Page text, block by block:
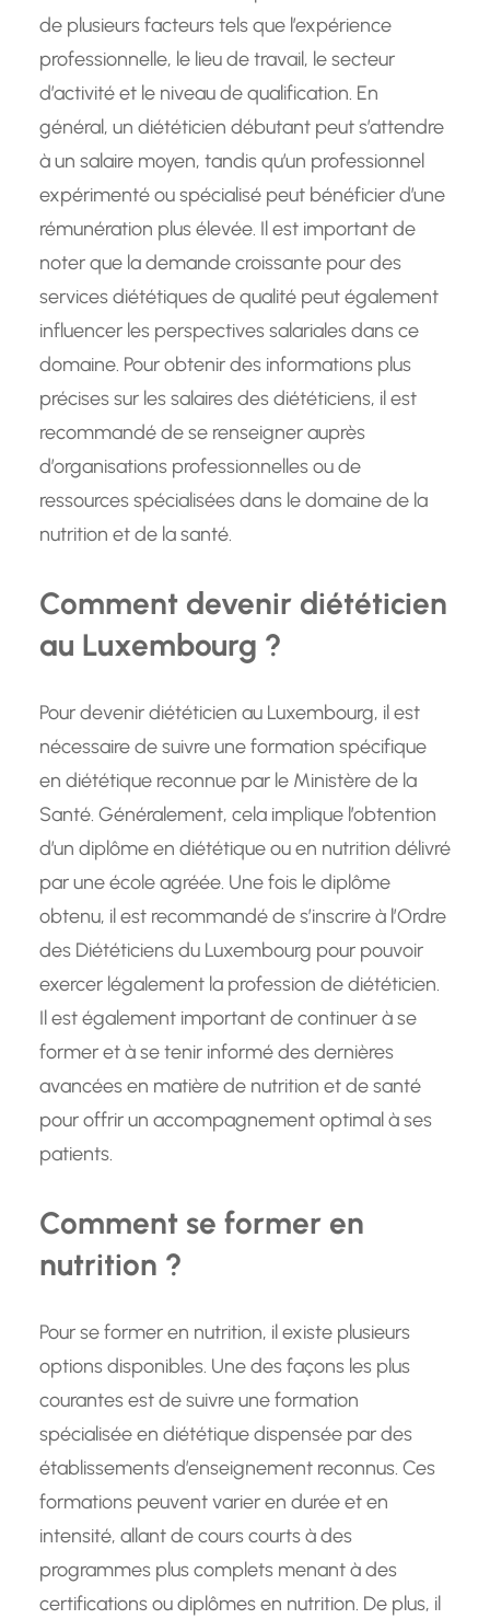
de plusieurs facteurs tels que l’expérience
professionnelle, le lieu de travail, le secteur
d’activité et le niveau de qualification. En
général, un diététicien débutant peut s’attendre
à un salaire moyen, tandis qu’un professionnel
expérimenté ou spécialisé peut bénéficier d’une
rémunération plus élevée. Il est important de
noter que la demande croissante pour des
services diététiques de qualité peut également
influencer les perspectives salariales dans ce
domaine. Pour obtenir des informations plus
précises sur les salaires des diététiciens, il est
recommandé de se renseigner auprès
d’organisations professionnelles ou de
ressources spécialisées dans le domaine de la
nutrition et de la santé.
Comment devenir diététicien
au Luxembourg ?
Pour devenir diététicien au Luxembourg, il est
nécessaire de suivre une formation spécifique
en diététique reconnue par le Ministère de la
Santé. Généralement, cela implique l’obtention
d’un diplôme en diététique ou en nutrition délivré
par une école agréée. Une fois le diplôme
obtenu, il est recommandé de s’inscrire à l’Ordre
des Diététiciens du Luxembourg pour pouvoir
exercer légalement la profession de diététicien.
Il est également important de continuer à se
former et à se tenir informé des dernières
avancées en matière de nutrition et de santé
pour offrir un accompagnement optimal à ses
patients.
Comment se former en
nutrition ?
Pour se former en nutrition, il existe plusieurs
options disponibles. Une des façons les plus
courantes est de suivre une formation
spécialisée en diététique dispensée par des
établissements d’enseignement reconnus. Ces
formations peuvent varier en durée et en
intensité, allant de cours courts à des
programmes plus complets menant à des
certifications ou diplômes en nutrition. De plus, il